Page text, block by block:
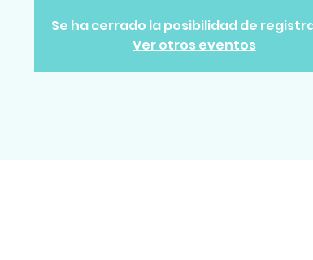
Se ha cerrado la posibilidad de
Ver otros eventos